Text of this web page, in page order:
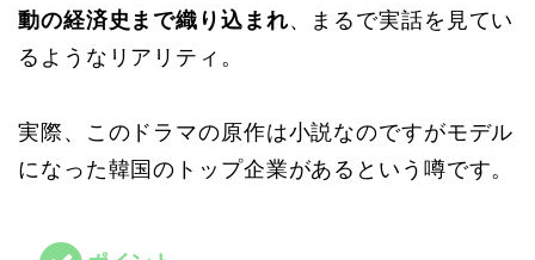
動の経済史まで織り込まれ、まるで実話を見てい
るようなリアリティ。
実際、このドラマの原作は小説なのですがモデル
になった韓国のトップ企業があるという噂です。